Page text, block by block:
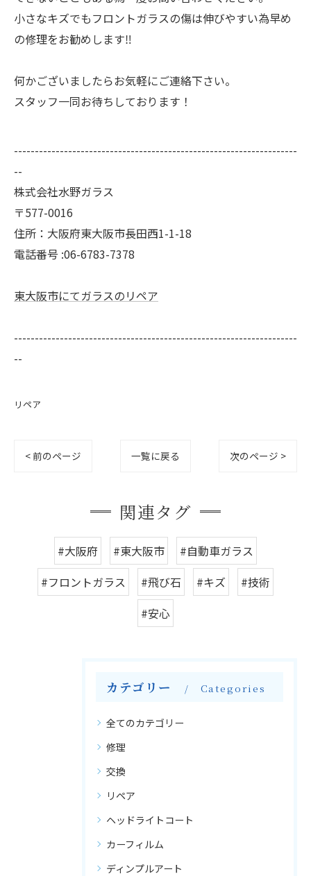
小さなキズでもフロントガラスの傷は伸びやすい為早め
の修理をお勧めします‼
何かございましたらお気軽にご連絡下さい。
スタッフ一同お待ちしております！
--------------------------------------------------------------------
--
株式会社水野ガラス
〒577-0016
住所：大阪府東大阪市長田西1-1-18
電話番号 :06-6783-7378
東大阪市にてガラスのリペア
--------------------------------------------------------------------
--
リペア
< 前のページ 一覧に戻る 次のページ >
関連タグ
#大阪府 #東大阪市
#自動車ガラス
#フロントガラス
#飛び石 #キズ
#技術
#安心
カテゴリー Categories
全てのカテゴリー
修理
交換
リペア
ヘッドライトコート
カーフィルム
ディンプルアート